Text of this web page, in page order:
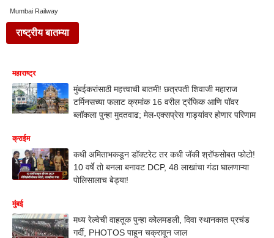
Mumbai Railway
राष्ट्रीय बातम्या
महाराष्ट्र
मुंबईकरांसाठी महत्त्वाची बातमी! छत्रपती शिवाजी महाराज
टर्मिनसच्या फलाट क्रमांक 16 वरील ट्रॅफिक आणि पॉवर
ब्लॉकला पुन्हा मुदतवाढ; मेल-एक्सप्रेस गाड्यांवर होणार परिणाम
क्राईम
कधी अमिताभकडून डॉक्टरेट तर कधी जॅकी श्रॉफसोबत फोटो!
10 वर्षे तो बनला बनावट DCP, 48 लाखांचा गंडा घालणाऱ्या
पोलिसालाच बेड्या!
मुंबई
मध्य रेल्वेची वाहतूक पुन्हा कोलमडली, दिवा स्थानकात प्रचंड
गर्दी, PHOTOS पाहून चक्रावून जाल